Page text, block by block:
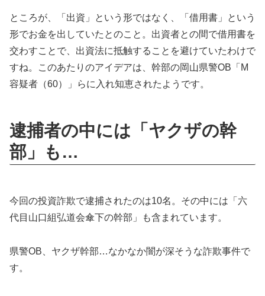
ところが、「出資」という形ではなく、「借用書」という
形でお金を出していたとのこと。出資者との間で借用書を
交わすことで、出資法に抵触することを避けていたわけで
すね。このあたりのアイデアは、幹部の岡山県警OB「M
容疑者（60）」らに入れ知恵されたようです。
逮捕者の中には「ヤクザの幹
部」も…
今回の投資詐欺で逮捕されたのは10名。その中には「六
代目山口組弘道会傘下の幹部」も含まれています。
県警OB、ヤクザ幹部…なかなか闇が深そうな詐欺事件で
す。